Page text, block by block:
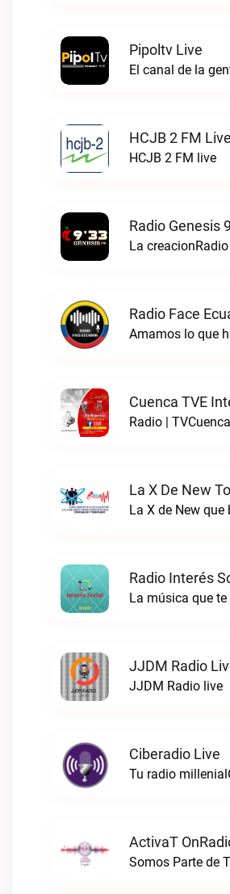
Pipoltv Live
El canal de la
HCJB 2 FM Live
HCJB 2 FM live
Radio Genesis
La
Radio Face
Amamos lo que
Cuenca TVE
Radio |
La X De New
La X de New
Radio Interés
La música que
JJDM Radio
JJDM Radio live
Ciberadio Live
Tu radio
ActivaT
Somos Parte de